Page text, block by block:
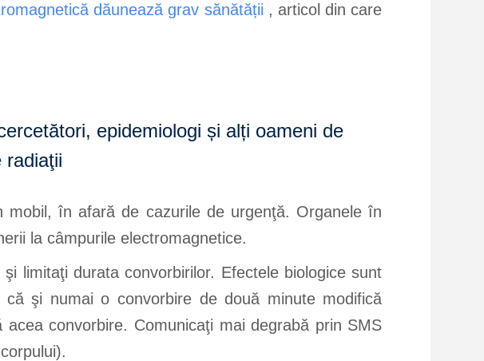
dăunează grav sănătății , articol din care
epidemiologi și alți oameni de
radiaţii
în afară de cazurile de urgenţă. Organele în
la câmpurile electromagnetice.
limitaţi durata convorbirilor. Efectele biologice sunt
şi numai o convorbire de două minute modifică
convorbire. Comunicaţi mai degrabă prin SMS